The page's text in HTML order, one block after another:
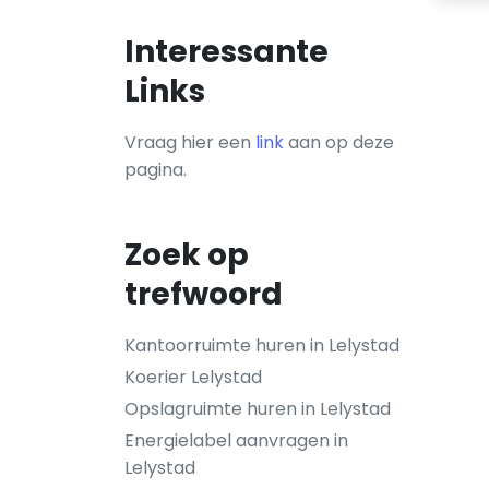
Interessante
Links
Vraag hier een linkaan op deze
pagina.
Zoek op
trefwoord
Kantoorruimte huren in Lelystad
Koerier Lelystad
Opslagruimte huren in Lelystad
Energielabel aanvragen in
Lelystad